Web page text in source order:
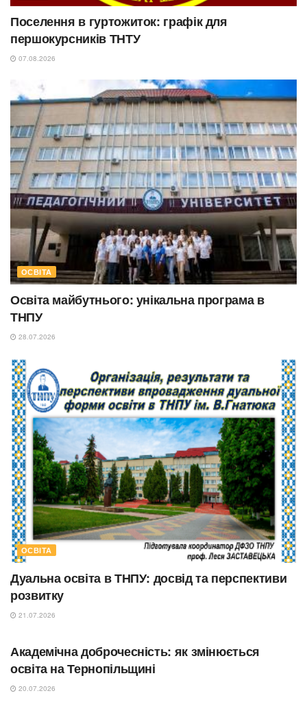
Поселення в гуртожиток: графік для
першокурсників ТНТУ
07.08.2026
ОСВІТА
Освіта майбутнього: унікальна програма в
ТНПУ
28.07.2026
ОСВІТА
Дуальна освіта в ТНПУ: досвід та перспективи
розвитку
21.07.2026
Академічна доброчесність: як змінюється
освіта на Тернопільщині
20.07.2026